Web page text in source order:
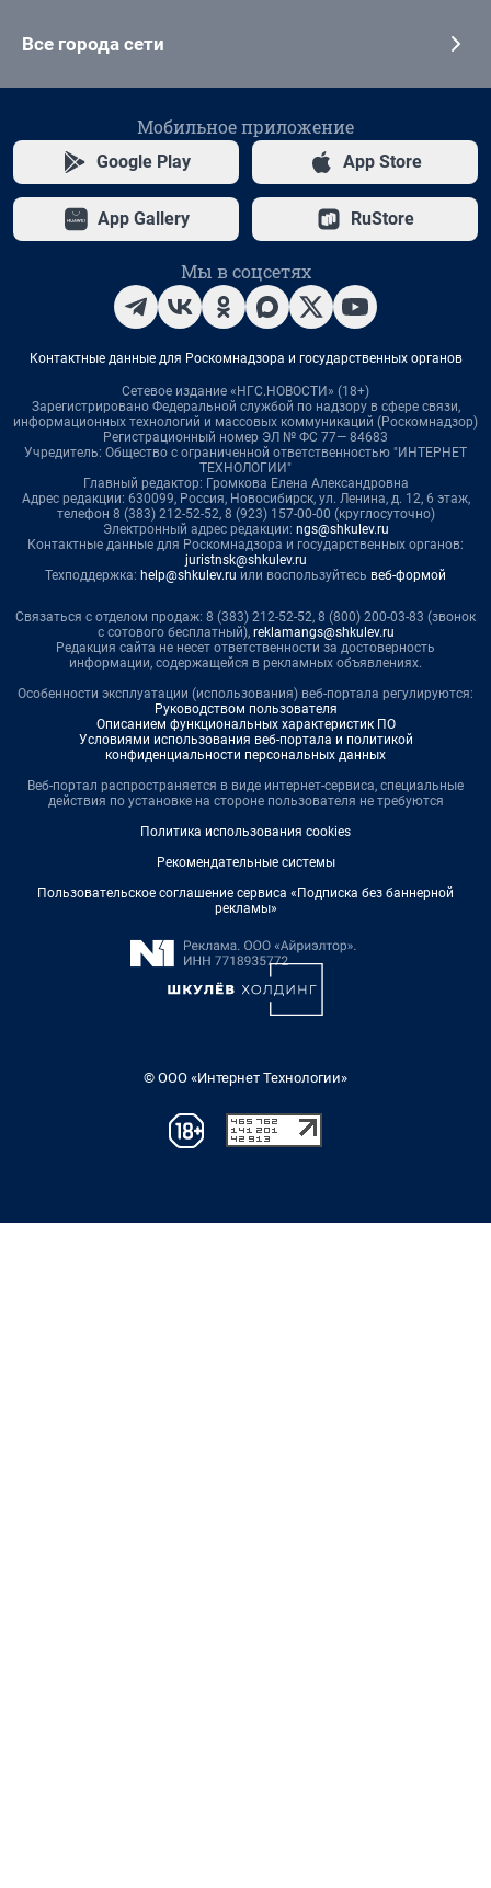
Все города сети
Мобильное приложение
Google Play App Store
App Gallery RuStore
Мы в соцсетях
Контактные данные для Роскомнадзора и государственных органов
Сетевое издание «НГС.НОВОСТИ» (18+)
Зарегистрировано Федеральной службой по надзору в сфере связи,
информационных технологий и массовых коммуникаций (Роскомнадзор)
Регистрационный номер ЭЛ № ФС 77— 84683
Учредитель: Общество с ограниченной ответственностью "ИНТЕРНЕТ
ТЕХНОЛОГИИ"
Главный редактор: Громкова Елена Александровна
Адрес редакции: 630099, Россия, Новосибирск, ул. Ленина, д. 12, 6 этаж,
телефон 8 (383) 212-52-52, 8 (923) 157-00-00 (круглосуточно)
Электронный адрес редакции: ngs@shkulev.ru
Контактные данные для Роскомнадзора и государственных органов:
juristnsk@shkulev.ru
Техподдержка: help@shkulev.ru или воспользуйтесь веб-формой
Связаться с отделом продаж: 8 (383) 212-52-52, 8 (800) 200-03-83 (звонок
с сотового бесплатный), reklamangs@shkulev.ru
Редакция сайта не несет ответственности за достоверность
информации, содержащейся в рекламных объявлениях.
Особенности эксплуатации (использования) веб-портала регулируются:
Руководством пользователя
Описанием функциональных характеристик ПО
Условиями использования веб-портала и политикой
конфиденциальности персональных данных
Веб-портал распространяется в виде интернет-сервиса, специальные
действия по установке на стороне пользователя не требуются
Политика использования cookies
Рекомендательные системы
Пользовательское соглашение сервиса «Подписка без баннерной
рекламы»
© ООО «Интернет Технологии»